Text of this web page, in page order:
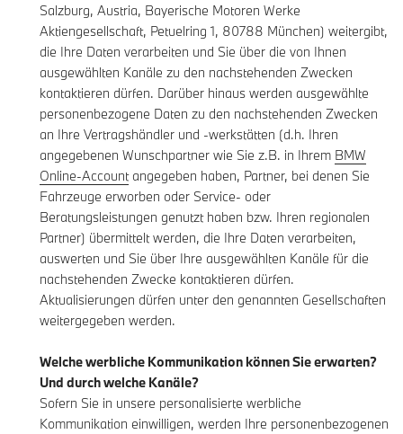
Salzburg, Austria, Bayerische Motoren Werke
Aktiengesellschaft, Petuelring 1, 80788 München) weitergibt,
die Ihre Daten verarbeiten und Sie über die von Ihnen
ausgewählten Kanäle zu den nachstehenden Zwecken
kontaktieren dürfen. Darüber hinaus werden ausgewählte
personenbezogene Daten zu den nachstehenden Zwecken
an Ihre Vertragshändler und -werkstätten (d.h. Ihren
angegebenen Wunschpartner wie Sie z.B. in Ihrem BMW
Online-Accountangegeben haben, Partner, bei denen Sie
Fahrzeuge erworben oder Service- oder
Beratungsleistungen genutzt haben bzw. Ihren regionalen
Partner) übermittelt werden, die Ihre Daten verarbeiten,
auswerten und Sie über Ihre ausgewählten Kanäle für die
nachstehenden Zwecke kontaktieren dürfen.
Aktualisierungen dürfen unter den genannten Gesellschaften
weitergegeben werden.
Welche werbliche Kommunikation können Sie erwarten?
Und durch welche Kanäle?
Sofern Sie in unsere personalisierte werbliche
Kommunikation einwilligen, werden Ihre personenbezogenen